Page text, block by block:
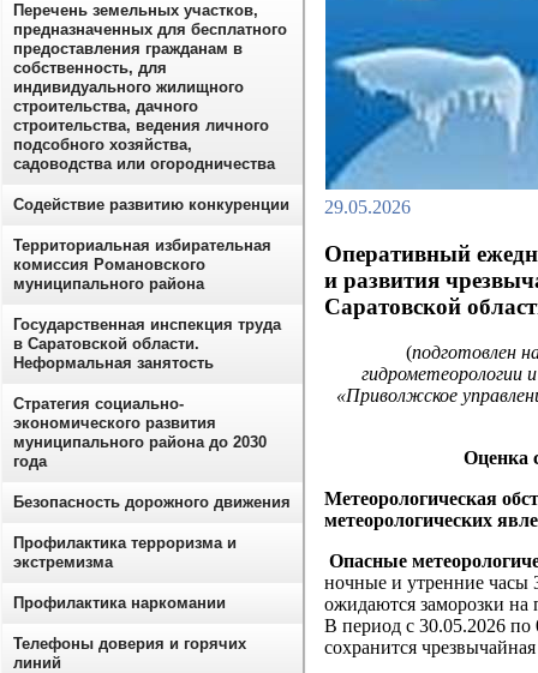
29.05.2026
Оперативный
и развития
Саратовской
(подготовлен
гидрометеорологии и
«Приволжское
Оценка
Метеорологическая
метеорологических
Опасные
ночные и утренние часы
ожидаются заморозки на
В период с 30.05.2026 по
сохранится
Перечень земельных участков,
предназначенных для бесплатного
предоставления гражданам в
собственность, для
индивидуального жилищного
строительства, дачного
строительства, ведения личного
подсобного хозяйства,
садоводства или огородничества
Содействие развитию конкуренции
Территориальная избирательная
комиссия Романовского
муниципального района
Государственная инспекция труда
в Саратовской области.
Неформальная занятость
Стратегия социально-
экономического развития
муниципального района до 2030
года
Безопасность дорожного движения
Профилактика терроризма и
экстремизма
Профилактика наркомании
Телефоны доверия и горячих
линий